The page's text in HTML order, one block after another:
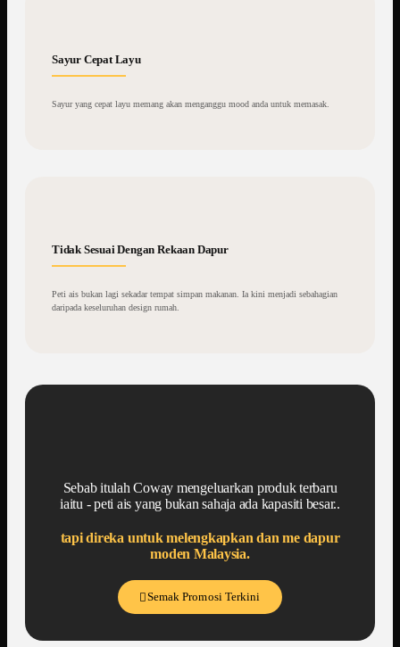
Sayur Cepat Layu
Sayur yang cepat layu memang akan menganggu mood anda untuk memasak.
Tidak Sesuai Dengan Rekaan Dapur
Peti ais bukan lagi sekadar tempat simpan makanan. Ia kini menjadi sebahagian
daripada keseluruhan design rumah.
Sebab itulah Coway mengeluarkan produk terbaru
iaitu - peti ais yang bukan sahaja ada kapasiti besar..
tapi direka untuk melengkapkan dan me dapur
moden Malaysia.
Semak Promosi Terkini